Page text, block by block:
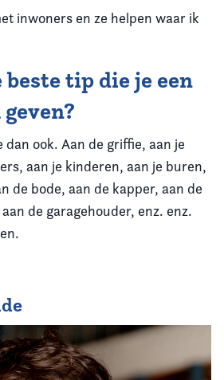
inwoners en ze helpen waar ik
beste tip die je een
dan ook. Aan de griffie, aan je
aan je kinderen, aan je buren,
de bode, aan de kapper, aan de
de garagehouder, enz. enz.